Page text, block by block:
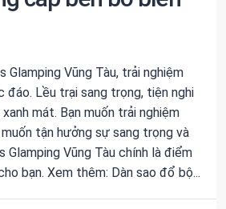
Glamping Vũng Tàu, trải nghiệm
đáo. Lều trại sang trọng, tiện nghi
xanh mát. Bạn muốn trải nghiệm
tận hưởng sự sang trọng và
Glamping Vũng Tàu chính là điểm
bạn. Xem thêm: Dàn sao đổ bộ...